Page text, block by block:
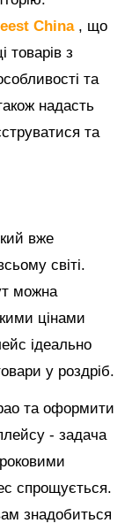
China , що
товарів з
та
надасть
та
вже
світі.
можна
цінами
ідеально
у роздріб.
та оформити
- задача
спрощується.
знадобиться